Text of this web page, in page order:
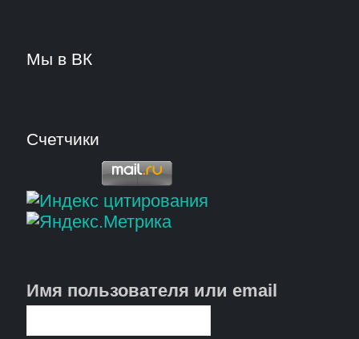
Мы в ВК
Счетчики
Имя пользователя или email